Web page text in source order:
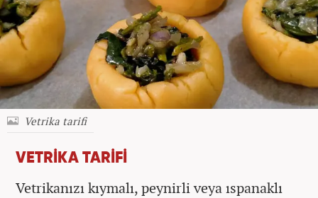
Vetrika tarifi
VETRİKA TARİFİ
Vetrikanızı kıymalı, peynirli veya ıspanaklı